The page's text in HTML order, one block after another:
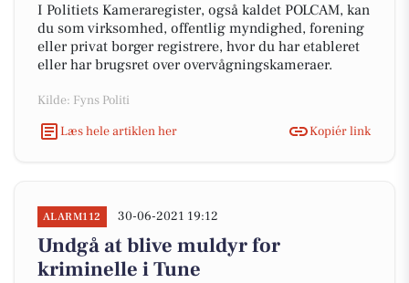
I Politiets Kameraregister, også kaldet POLCAM, kan
du som virksomhed, offentlig myndighed, forening
eller privat borger registrere, hvor du har etableret
eller har brugsret over overvågningskameraer.
Kilde: Fyns Politi
Læs hele artiklen her
Kopiér link
ALARM112 30-06-2021 19:12
Undgå at blive muldyr for
kriminelle i Tune